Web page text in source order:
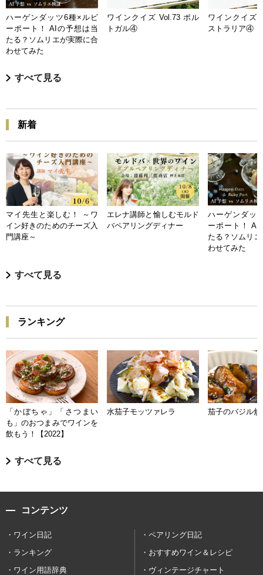
ハーゲンダッツ6種×ルビ
ーポート！ AIの予想は当
たる？ソムリエが実際に合
わせてみた
ワインクイズ Vol.73 ポル
トガル④
ワインクイズ
ストラリア④
すべて見る
新着
マイ先生と楽しむ！ ～ワ
イン好きのためのチーズ入
門講座～
エレナ講師と愉しむモルド
バペアリングディナー
ハーゲンダッ
ーポート！ AI
たる？ソムリ
わせてみた
すべて見る
ランキング
「かぼちゃ」「さつまい
も」のおつまみでワインを
飲もう！【2022】
水茄子モッツァレラ 茄子のバジル炒
すべて見る
コンテンツ
ワイン日記
ペアリング日記
ランキング
おすすめワイン＆レシピ
ワイン用語辞典
ヴィンテージチャート